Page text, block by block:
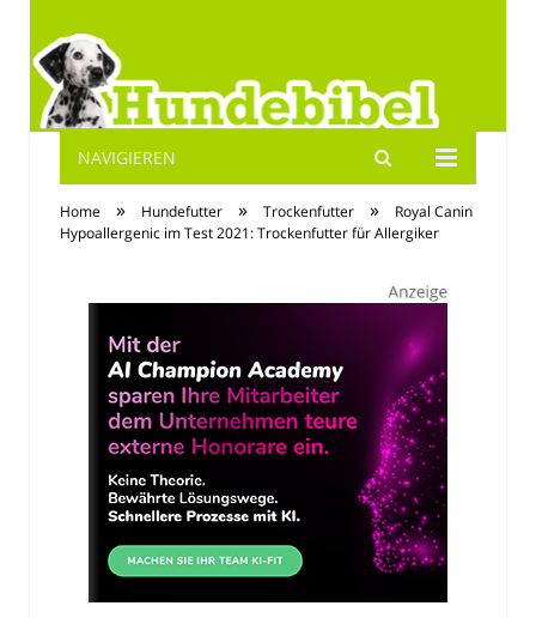
Hundebibel.de
NAVIGIEREN
Home » Hundefutter » Trockenfutter »
Royal Canin
Hypoallergenic im Test 2021: Trockenfutter für Allergiker